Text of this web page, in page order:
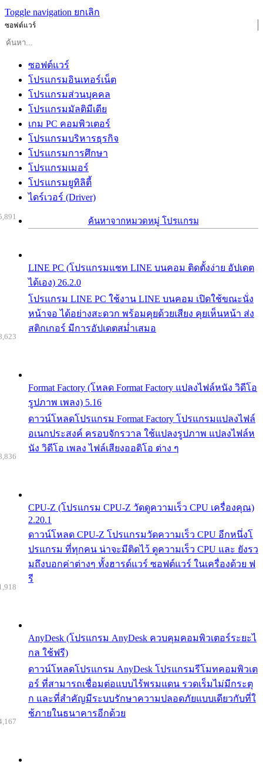
Toggle navigation ยกเลิก
ซอฟต์แวร์
ซอฟต์แวร์
โปรแกรมอินเทอร์เน็ต
โปรแกรมส่วนบุคคล
โปรแกรมมัลติมีเดีย
เกม PC คอมพิวเตอร์
โปรแกรมบริหารธุรกิจ
โปรแกรมการศึกษา
โปรแกรมเมอร์
โปรแกรมยูทิลิตี้
ไดร์เวอร์ (Driver)
ค้นหาจากหมวดหมู่ โปรแกรม
LINE PC (โปรแกรมแชท LINE บนคอม ติดตั้งง่าย อัปเดต
ได้เอง) 26.2.0
โปรแกรม LINE PC ใช้งาน LINE บนคอม เปิดใช้ขณะนั่ง
หน้าจอ ได้อย่างสะดวก พร้อมคุยด้วยเสียง คุยเห็นหน้า ส่ง
สติกเกอร์ มีการอัปเดตสม่ำเสมอ
Format Factory (โหลด Format Factory แปลงไฟล์หนัง วิดีโอ
รูปภาพ เพลง) 5.16
ดาวน์โหลดโปรแกรม Format Factory โปรแกรมแปลงไฟล์
อเนกประสงค์ ครอบจักรวาล ใช้แปลงรูปภาพ แปลงไฟล์ห
นัง วิดีโอ เพลง ไฟล์เสียงออดิโอ ต่าง ๆ
CPU-Z (โปรแกรม CPU-Z วัดดูความเร็ว CPU เครื่องคุณ)
2.20.1
ดาวน์โหลด CPU-Z โปรแกรมวัดความเร็ว CPU อีกหนึ่งโ
ปรแกรม ที่ทุกคน น่าจะมีติดไว้ ดูความเร็ว CPU และ ยังรว
มถึงบอกค่าต่างๆ ทั้งฮารด์แวร์ ซอฟต์แวร์ ในเครื่องด้วย ฟ
รี
AnyDesk (โปรแกรม AnyDesk ควบคุมคอมพิวเตอร์ระยะไ
กล ใช้ฟรี)
ดาวน์โหลดโปรแกรม AnyDesk โปรแกรมรีโมทคอมพิวเต
อร์ ที่สามารถเชื่อมต่อแบบไร้พรมแดน รวดเร็มไม่มีกระตุ
ก และที่สำคัญมีระบบรักษาความปลอดภัยแบบเดียวกับที่ใ
ช้ภายในธนาคารอีกด้วย